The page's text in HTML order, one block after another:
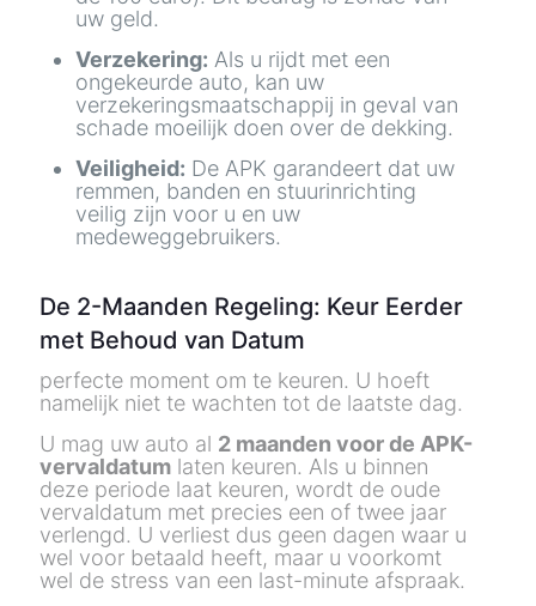
uw geld.
Verzekering: Als u rijdt met een
ongekeurde auto, kan uw
verzekeringsmaatschappij in geval van
schade moeilijk doen over de dekking.
Veiligheid: De APK garandeert dat uw
remmen, banden en stuurinrichting
veilig zijn voor u en uw
medeweggebruikers.
De 2-Maanden Regeling: Keur Eerder
met Behoud van Datum
perfecte moment om te keuren. U hoeft
namelijk niet te wachten tot de laatste dag.
U mag uw auto al 2 maanden voor de APK-
vervaldatum laten keuren. Als u binnen
deze periode laat keuren, wordt de oude
vervaldatum met precies een of twee jaar
verlengd. U verliest dus geen dagen waar u
wel voor betaald heeft, maar u voorkomt
wel de stress van een last-minute afspraak.